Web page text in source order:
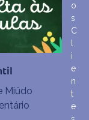
Miüdo
em
o
s
C
i
e
n
t
e